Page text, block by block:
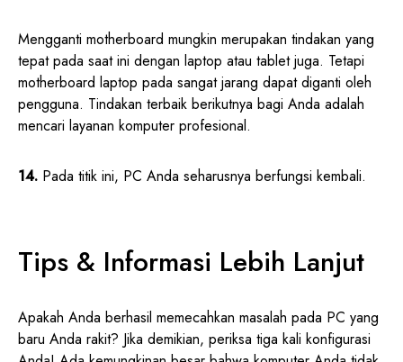
Mengganti motherboard mungkin merupakan tindakan yang
tepat pada saat ini dengan laptop atau tablet juga. Tetapi
motherboard laptop pada sangat jarang dapat diganti oleh
pengguna. Tindakan terbaik berikutnya bagi Anda adalah
mencari layanan komputer profesional.
14. Pada titik ini, PC Anda seharusnya berfungsi kembali.
Tips & Informasi Lebih Lanjut
Apakah Anda berhasil memecahkan masalah pada PC yang
baru Anda rakit? Jika demikian, periksa tiga kali konfigurasi